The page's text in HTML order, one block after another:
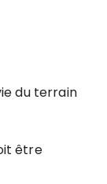
du terrain
être